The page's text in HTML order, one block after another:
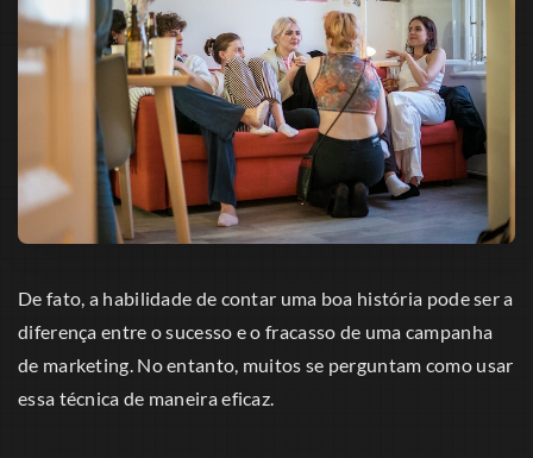
De fato, a habilidade de contar uma boa história pode ser a
diferença entre o sucesso e o fracasso de uma campanha
de marketing. No entanto, muitos se perguntam como usar
essa técnica de maneira eficaz.